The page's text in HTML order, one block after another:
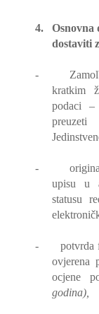
4.
Osnovna
dostaviti
-
kratkim
podaci
-
upisu u
statusu
-
potvrda
ovjerena
ocjene
godina),